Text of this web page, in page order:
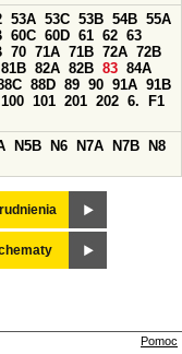
53A 53C 53B 54B 55A
60C 60D 61 62 63
70 71A 71B 72A 72B
81B 82A 82B 83 84A
88D 89 90 91A 91B
100 101 201 202 6.
F1
N5B N6 N7A N7B
N8
Pomoc